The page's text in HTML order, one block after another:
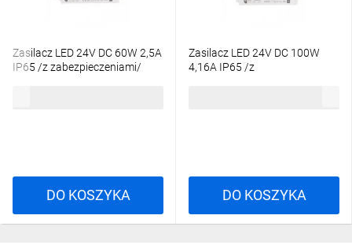
Zasilacz LED 24V DC 60W 2,5A
IP65 /z zabezpieczeniami/
DO KOSZYKA
Zasilacz LED 24V DC 100W
4,16A IP65 /z
DO KOSZYKA